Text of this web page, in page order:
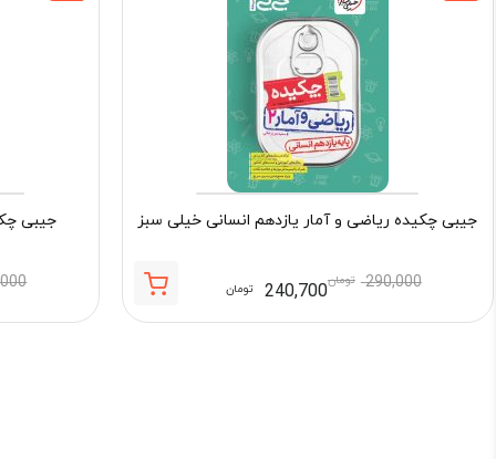
جیبی چکیده ریاضی و آمار یازدهم انسانی خیلی سبز
290,000 تومان240,700 تومان
جیبی